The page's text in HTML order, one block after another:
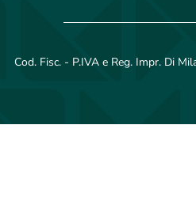
Cod. Fisc. - P.IVA e Reg. Impr. Di